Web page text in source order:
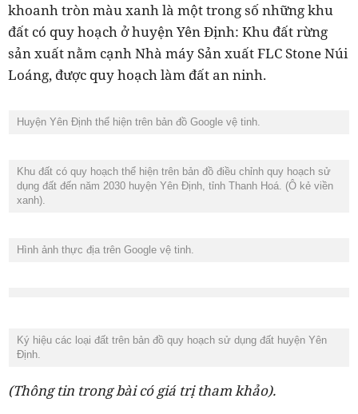
khoanh tròn màu xanh là một trong số những khu
đất có quy hoạch ở huyện Yên Định: Khu đất rừng
sản xuất nằm cạnh Nhà máy Sản xuất FLC Stone Núi
Loáng, được quy hoạch làm đất an ninh.
Huyện Yên Định thể hiện trên bản đồ Google vệ tinh.
Khu đất có quy hoạch thể hiện trên bản đồ điều chỉnh quy hoạch sử
dụng đất đến năm 2030 huyện Yên Định, tỉnh Thanh Hoá. (Ô kẻ viền
xanh).
Hình ảnh thực địa trên Google vệ tinh.
Ký hiệu các loại đất trên bản đồ quy hoạch sử dụng đất huyện Yên
Định.
(Thông tin trong bài có giá trị tham khảo).